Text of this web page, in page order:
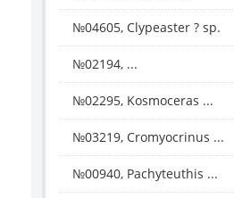
№04605, Clypeaster ? sp.
№02194, ...
№02295, Kosmoceras ...
№03219, Cromyocrinus ...
№00940, Pachyteuthis ...